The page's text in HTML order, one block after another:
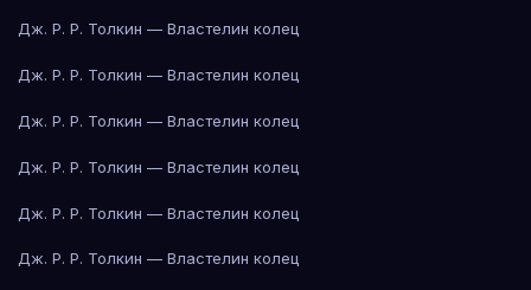
Дж. Р. Р. Толкин — Властелин колец
Дж. Р. Р. Толкин — Властелин колец
Дж. Р. Р. Толкин — Властелин колец
Дж. Р. Р. Толкин — Властелин колец
Дж. Р. Р. Толкин — Властелин колец
Дж. Р. Р. Толкин — Властелин колец